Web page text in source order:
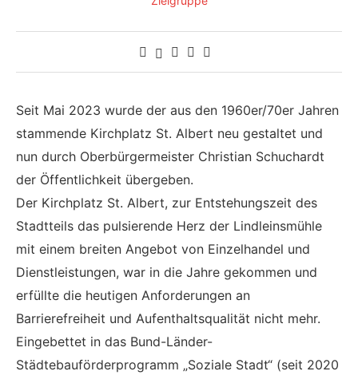
Seit Mai 2023 wurde der aus den 1960er/70er Jahren
stammende Kirchplatz St. Albert neu gestaltet und
nun durch Oberbürgermeister Christian Schuchardt
der Öffentlichkeit übergeben.
Der Kirchplatz St. Albert, zur Entstehungszeit des
Stadtteils das pulsierende Herz der Lindleinsmühle
mit einem breiten Angebot von Einzelhandel und
Dienstleistungen, war in die Jahre gekommen und
erfüllte die heutigen Anforderungen an
Barrierefreiheit und Aufenthaltsqualität nicht mehr.
Eingebettet in das Bund-Länder-
Städtebauförderprogramm „Soziale Stadt“ (seit 2020